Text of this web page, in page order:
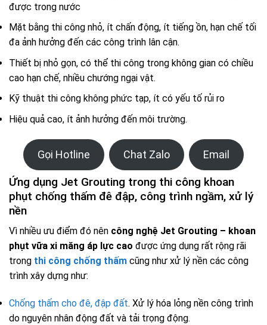
được trong nước
Mặt bằng thi công nhỏ, ít chấn động, ít tiếng ồn, hạn chế tối
đa ảnh hưởng đến các công trình lân cận.
Thiết bị nhỏ gọn, có thể thi công trong không gian có chiều
cao hạn chế, nhiều chướng ngại vật.
Kỹ thuật thi công không phức tạp, ít có yếu tố rủi ro
Hiệu quả cao, ít ảnh hưởng đến môi trường.
Gọi Hotline Chat Zalo Email
Ứng dụng Jet Grouting trong thi công khoan
phụt chống thấm đê đập, công trình ngầm, xử lý
nền
Vì nhiều ưu điểm đó nên công nghệ Jet Grouting – khoan
phụt vữa xi măng áp lực cao được ứng dụng rất rộng rãi
trong thi công chống thấm cũng như xử lý nền các công
trình xây dựng như:
Chống thấm cho đê, đập đất. Xử lý hóa lỏng nền công trình
do nguyên nhân động đất và tải trọng động.